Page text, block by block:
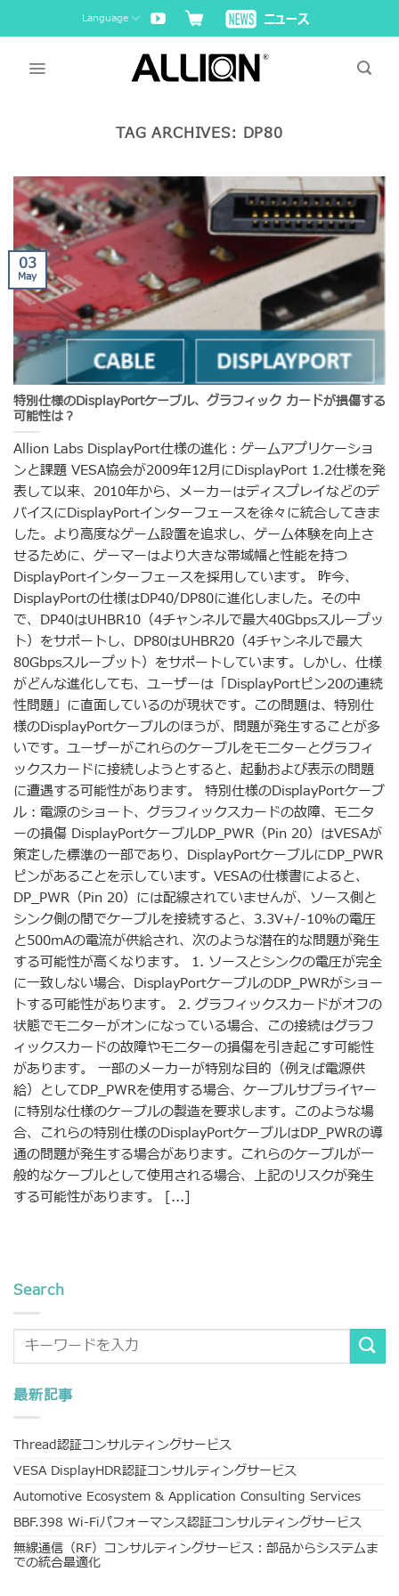
to
Language
TAG ARCHIVES: DP80
特別仕様のDisplayPortケーブル、グラフィック カードが損傷する
可能性は？
Allion Labs DisplayPort仕様の進化：ゲームアプリケーショ
ンと課題 VESA協会が2009年12月にDisplayPort 1.2仕様を発
表して以来、2010年から、メーカーはディスプレイなどのデ
バイスにDisplayPortインターフェースを徐々に統合してきま
した。より高度なゲーム設置を追求し、ゲーム体験を向上さ
せるために、ゲーマーはより大きな帯域幅と性能を持つ
DisplayPortインターフェースを採用しています。 昨今、
DisplayPortの仕様はDP40/DP80に進化しました。その中
で、DP40はUHBR10（4チャンネルで最大40Gbpsスループッ
ト）をサポートし、DP80はUHBR20（4チャンネルで最大
80Gbpsスループット）をサポートしています。しかし、仕様
がどんな進化しても、ユーザーは「DisplayPortピン20の連続
性問題」に直面しているのが現状です。この問題は、特別仕
様のDisplayPortケーブルのほうが、問題が発生することが多
いです。ユーザーがこれらのケーブルをモニターとグラフィ
ックスカードに接続しようとすると、起動および表示の問題
に遭遇する可能性があります。 特別仕様のDisplayPortケーブ
ル：電源のショート、グラフィックスカードの故障、モニタ
ーの損傷 DisplayPortケーブルDP_PWR（Pin 20）はVESAが
策定した標準の一部であり、DisplayPortケーブルにDP_PWR
ピンがあることを示しています。VESAの仕様書によると、
DP_PWR（Pin 20）には配線されていませんが、ソース側と
シンク側の間でケーブルを接続すると、3.3V+/-10％の電圧
と500mAの電流が供給され、次のような潜在的な問題が発生
する可能性が高くなります。 1. ソースとシンクの電圧が完全
に一致しない場合、DisplayPortケーブルのDP_PWRがショー
トする可能性があります。 2. グラフィックスカードがオフの
状態でモニターがオンになっている場合、この接続はグラフ
ィックスカードの故障やモニターの損傷を引き起こす可能性
があります。 一部のメーカーが特別な目的（例えば電源供
給）としてDP_PWRを使用する場合、ケーブルサプライヤー
に特別な仕様のケーブルの製造を要求します。このような場
合、これらの特別仕様のDisplayPortケーブルはDP_PWRの導
通の問題が発生する場合があります。これらのケーブルが一
般的なケーブルとして使用される場合、上記のリスクが発生
する可能性があります。 [...]
03
May
Search
最新記事
Thread認証コンサルティングサービス
VESA DisplayHDR認証コンサルティングサービス
Automotive Ecosystem & Application Consulting Services
BBF.398 Wi-Fiパフォーマンス認証コンサルティングサービス
無線通信（RF）コンサルティングサービス：部品からシステムま
での統合最適化